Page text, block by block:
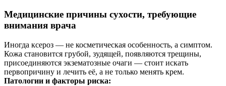
Медицинские причины сухости, требующие
внимания врача
Иногда ксероз — не косметическая особенность, а симптом.
Кожа становится грубой, зудящей, появляются трещины,
присоединяются экзематозные очаги — стоит искать
первопричину и лечить её, а не только менять крем.
Патологии и факторы риска: